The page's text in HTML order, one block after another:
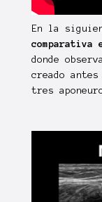
En la
comparativa
donde
creado
tres